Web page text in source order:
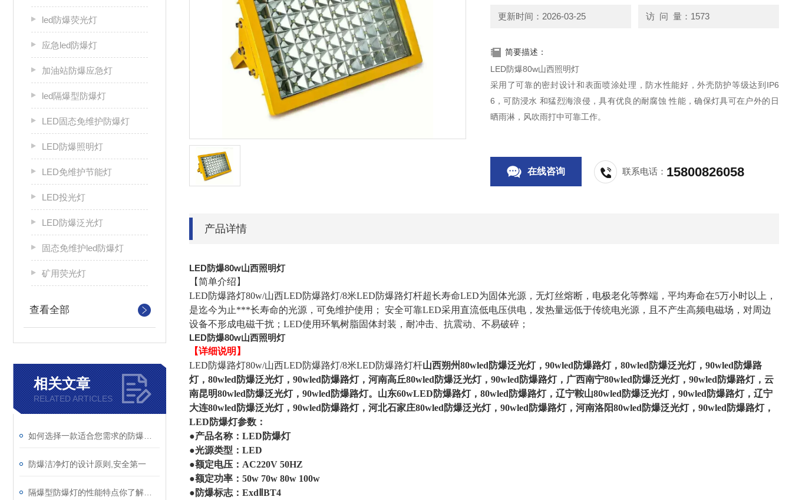
led防爆荧光灯
应急led防爆灯
加油站防爆应急灯
led隔爆型防爆灯
LED固态免维护防爆灯
LED防爆照明灯
LED免维护节能灯
LED投光灯
LED防爆泛光灯
固态免维护led防爆灯
矿用荧光灯
查看全部
相关文章
RELATED ARTICLES
防爆洁净灯的设计原则,安全第一
更新时间：2026-03-25 访 问 量：1573
简要描述：
LED防爆80w山西照明灯
采用了可靠的密封设计和表面喷涂处理，防水性能好，外壳防护等级达到IP6
6，可防浸水 和猛烈海浪侵，具有优良的耐腐蚀 性能，确保灯具可在户外的日
晒雨淋，风吹雨打中可靠工作。
在线咨询 联系电话： 15800826058
产品详情
LED防爆80w山西照明灯
【简单介绍】
LED防爆路灯80w/山西LED防爆路灯/8米LED防爆路灯杆超长寿命LED为固体光源，无灯丝熔断，电极老化等弊端，平均寿命在5万小时以上，
是迄今为止***长寿命的光源，可免维护使用； 安全可靠LED采用直流低电压供电，发热量远低于传统电光源，且不产生高频电磁场，对周边
设备不形成电磁干扰；LED使用环氧树脂固体封装，耐冲击、抗震动、不易破碎；
LED防爆80w山西照明灯
【详细说明】
LED防爆路灯80w/山西LED防爆路灯/8米LED防爆路灯杆山西朔州80wled防爆泛光灯，90wled防爆路灯，80wled防爆泛光灯，90wled防爆路
灯，80wled防爆泛光灯，90wled防爆路灯，河南高丘80wled防爆泛光灯，90wled防爆路灯，广西南宁80wled防爆泛光灯，90wled防爆路灯，云
南昆明80wled防爆泛光灯，90wled防爆路灯。 山东60wLED防爆路灯，80wled防爆路灯，辽宁鞍山80wled防爆泛光灯，90wled防爆路灯，辽宁
大连80wled防爆泛光灯，90wled防爆路灯，河北石家庄80wled防爆泛光灯，90wled防爆路灯，河南洛阳80wled防爆泛光灯，90wled防爆路灯，
LED防爆灯参数：
●产品名称：LED防爆灯
●光源类型：LED
●额定电压：AC220V 50HZ
●额定功率：50w 70w 80w 100w
●防爆标志：ExdⅡBT4